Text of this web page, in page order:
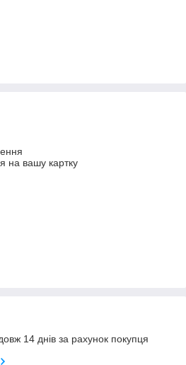
на вашу картку
14 днів за рахунок покупця